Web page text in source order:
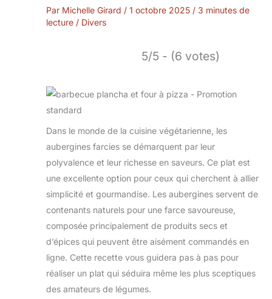
Par Michelle Girard / 1 octobre 2025 / 3 minutes de
lecture / Divers
5/5 - (6 votes)
Dans le monde de la cuisine végétarienne, les
aubergines farcies se démarquent par leur
polyvalence et leur richesse en saveurs. Ce plat est
une excellente option pour ceux qui cherchent à allier
simplicité et gourmandise. Les aubergines servent de
contenants naturels pour une farce savoureuse,
composée principalement de produits secs et
d’épices qui peuvent être aisément commandés en
ligne. Cette recette vous guidera pas à pas pour
réaliser un plat qui séduira même les plus sceptiques
des amateurs de légumes.